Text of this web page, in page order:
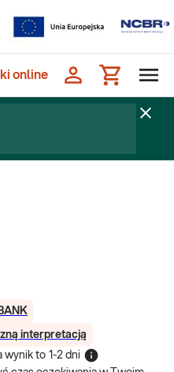
online
interpretacją
wynik to 1-2 dni